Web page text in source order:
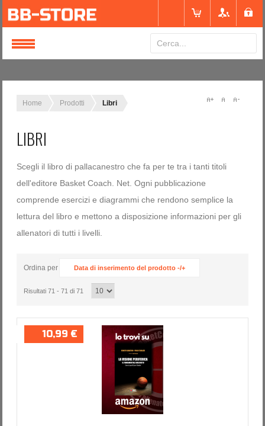
Home Prodotti Libri
LIBRI
Scegli il libro di pallacanestro che fa per te tra i tanti titoli
dell'editore Basket Coach. Net. Ogni pubblicazione
comprende esercizi e diagrammi che rendono semplice la
lettura del libro e mettono a disposizione informazioni per gli
allenatori di tutti i livelli.
Ordina per Data di inserimento del prodotto -/+
Risultati 71 - 71 di 71
10,99 €
Login
Ricordami
Nome utente dimenticato?